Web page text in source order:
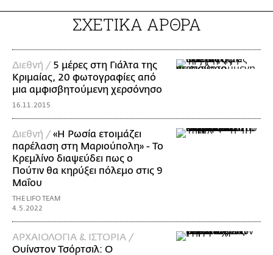
ΣΧΕΤΙΚΑ ΑΡΘΡΑ
Διεθνή / 5 μέρες στη Γιάλτα της
Κριμαίας, 20 φωτογραφίες από
μια αμφισβητούμενη χερσόνησο
16.11.2015
Διεθνή /«Η Ρωσία ετοιμάζει
παρέλαση στη Μαριούπολη» - Το
Κρεμλίνο διαψεύδει πως ο
Πούτιν θα κηρύξει πόλεμο στις 9
Μαΐου
THE LIFO TEAM
4.5.2022
ΑΡΧΑΙΟΛΟΓΙΑ & ΙΣΤΟΡΙΑ /
Ουίνστον Τσόρτσιλ: O